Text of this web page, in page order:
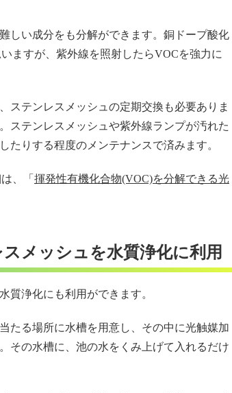
しい成分をも分解ができます。銅ドープ酸化
ますが、紫外線を照射したらVOCを強力に
ステンレスメッシュの定期交換も必要ありま
ステンレスメッシュや紫外線ランプが汚れた
たりする程度のメンテナンスで済みます。
、「 揮発性有機化合物(VOC)を分解できる光
メッシュを水質浄化に利用
質浄化にも利用ができます。
たる場所に水槽を用意し、その中に光触媒加
その水槽に、池の水をくみ上げて入れるだけ